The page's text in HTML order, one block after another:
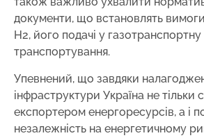
документи, що встановлять
Н2, його подачі у
транспортування.
Упевнений, що завдяки
інфраструктури Україна не тільки
експортером енергоресурсів, а і
незалежність на енергетичному